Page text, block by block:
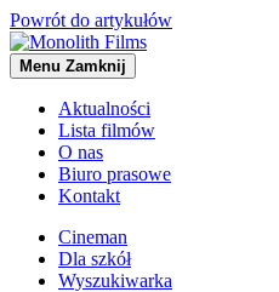
Powrót do artykułów
Menu Zamknij
Aktualności
Lista filmów
O nas
Biuro prasowe
Kontakt
Cineman
Dla szkół
Wyszukiwarka